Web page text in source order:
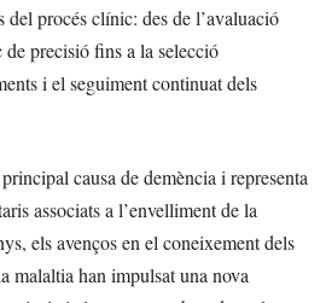
del procés clínic: des de l’avaluació
precisió fins a la selecció
i el seguiment continuat dels
causa de demència i representa
associats a l’envelliment de la
els avenços en el coneixement dels
malaltia han impulsat una nova